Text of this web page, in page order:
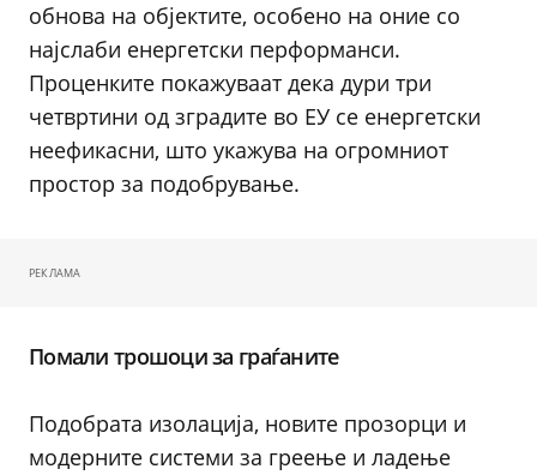
обнова на објектите, особено на оние со
најслаби енергетски перформанси.
Проценките покажуваат дека дури три
четвртини од зградите во ЕУ се енергетски
неефикасни, што укажува на огромниот
простор за подобрување.
РЕКЛАМА
Помали трошоци за граѓаните
Подобрата изолација, новите прозорци и
модерните системи за греење и ладење